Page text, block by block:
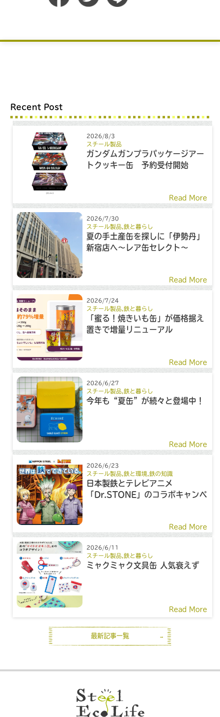
Recent Post
2026/8/3
スチール製品
ガンダムガンプラパッケージアー
トクッキー缶 予約受付開始
Read More
2026/7/30
スチール製品 ,鉄と暮らし
夏の手土産缶を探しに「伊勢丹」
新宿店へ～レア缶セレクト～
Read More
2026/7/24
スチール製品,鉄と暮らし
「蜜る！焼きいも缶」が価格据え
置きで増量リニューアル
Read More
2026/6/27
スチール製品 ,鉄と暮らし
今年も“夏缶”が続々と登場中！
Read More
2026/6/23
スチール製品 ,鉄と環境 ,鉄の知識
日本製鉄とテレビアニメ
「Dr.STONE」のコラボキャンペ
Read More
2026/6/11
スチール製品 ,鉄と暮らし
ミャクミャク文具缶 人気衰えず
Read More
最新記事一覧